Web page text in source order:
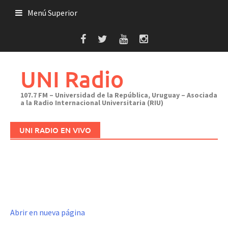
Menú Superior
UNI Radio
107.7 FM – Universidad de la República, Uruguay – Asociada
a la Radio Internacional Universitaria (RIU)
UNI RADIO EN VIVO
Abrir en nueva página